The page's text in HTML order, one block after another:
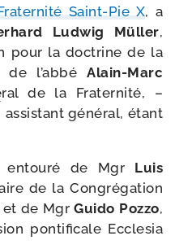
Saint-​Pie X, a
Ludwig Müller,
pour la doc­trine de la
l’abbé Alain-​Marc
de la Fraternité, –
assis­tant géné­ral, étant
entou­ré de Mgr Luis
de la Congrégation
et de MgrGuido Pozzo,
pon­ti­fi­cale Ecclesia